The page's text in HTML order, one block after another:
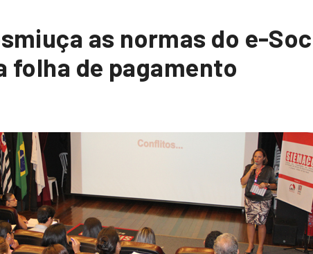
as normas do e-
folha de pagamento